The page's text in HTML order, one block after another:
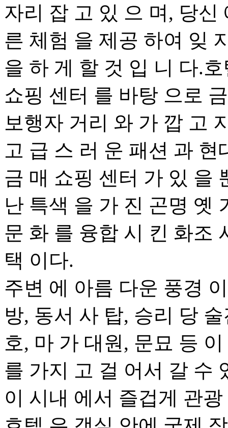
자리 잡 고 있 으 며, 당신
른 체험 을 제공 하여 잊
을 하 게 할 것 입 니 다.
쇼핑 센터 를 바탕 으로
보행자 거리 와 가 깝 고
고 급 스 러 운 패션 과
금 매 쇼핑 센터 가 있 을
난 특색 을 가 진 곤명 옛
문 화 를 융합 시 킨 화조
택 이다.
주변 에 아름 다운 풍경
방, 동서 사 탑, 승리 당
호, 마 가 대원, 문묘 등
를 가지 고 걸 어서 갈 수
이 시내 에서 즐겁게 관